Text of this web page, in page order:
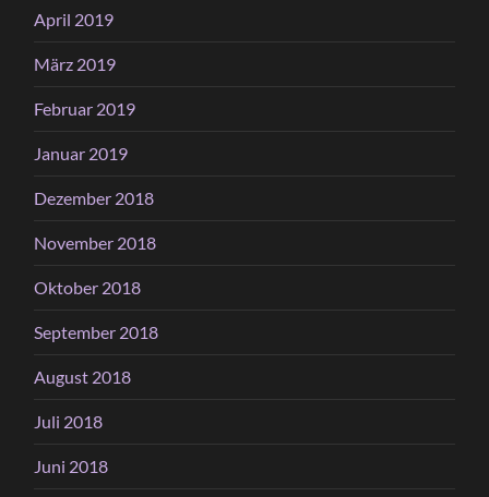
April 2019
März 2019
Februar 2019
Januar 2019
Dezember 2018
November 2018
Oktober 2018
September 2018
August 2018
Juli 2018
Juni 2018